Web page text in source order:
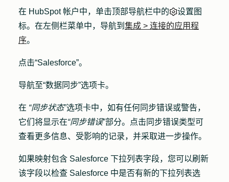
在 HubSpot 帐户中，单击顶部导航栏中的
设置图
标。在左侧栏菜单中，导航到 集成 > 连接的应用程
序。
点击“Salesforce”。
导航至“数据同步”选项卡。
在 “同步状态”选项卡中， 如有任何同步错误或警告，
它们将显示在“同步错误”部分。点击 同步错误类型可
查看更多信息、受影响的记录，并采取进一步操作。
如果映射包含 Salesforce 下拉列表字段，您可以刷新
该字段以检查 Salesforce 中是否有新的下拉列表选